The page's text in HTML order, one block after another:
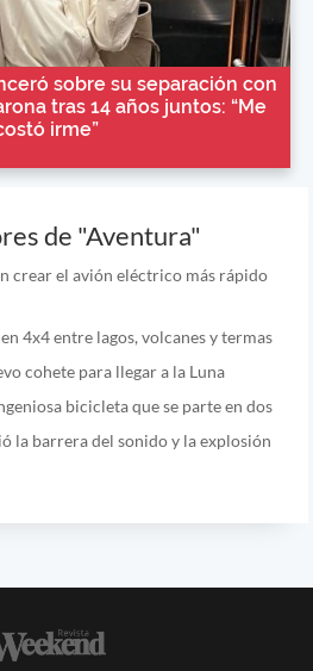
sobre su separación con
tras 14 años juntos: “Me
irme”
de "Aventura"
crear el avión eléctrico más rápido
4x4 entre lagos, volcanes y termas
cohete para llegar a la Luna
bicicleta que se parte en dos
la barrera del sonido y la explosión